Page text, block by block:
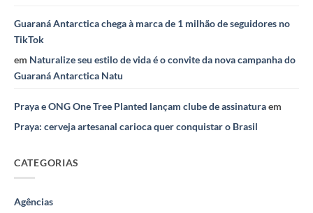
Guaraná Antarctica chega à marca de 1 milhão de seguidores no
TikTok
em Naturalize seu estilo de vida é o convite da nova campanha do
Guaraná Antarctica Natu
Praya e ONG One Tree Planted lançam clube de assinaturaem
Praya: cerveja artesanal carioca quer conquistar o Brasil
CATEGORIAS
Agências